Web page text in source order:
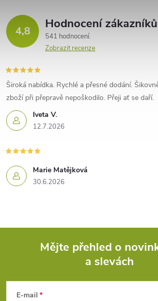
4,8 Hodnocení zákazníků
541 hodnocení
Zobrazit recenze
Iveta V.
12.7.2026
Široká nabídka. Rychlé a přesné dodání.
zboží při přepravě nepoškodilo. Přeji ať se daří.
Marie Matějková
30.6.2026
Mějte přehled o
a slevách
E-mail